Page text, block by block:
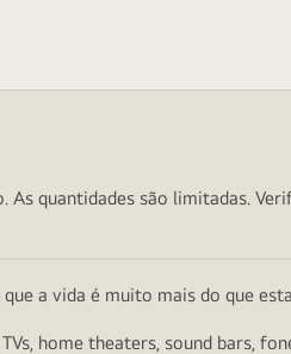
quantidades são limitadas.
a vida é muito mais do que
home theaters, sound bars,